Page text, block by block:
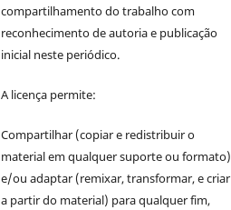
compartilhamento do trabalho com
reconhecimento de autoria e publicação
inicial neste periódico.
A licença permite:
Compartilhar (copiar e redistribuir o
material em qualquer suporte ou formato)
e/ou adaptar (remixar, transformar, e criar
a partir do material) para qualquer fim,